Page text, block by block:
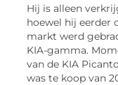
Hij is alleen
hoewel hij eerder
markt werd
KIA-gamma.
van de KIA
was te koop van